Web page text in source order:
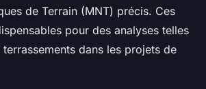
de Terrain (MNT) précis. Ces
pour des analyses telles
dans les projets de